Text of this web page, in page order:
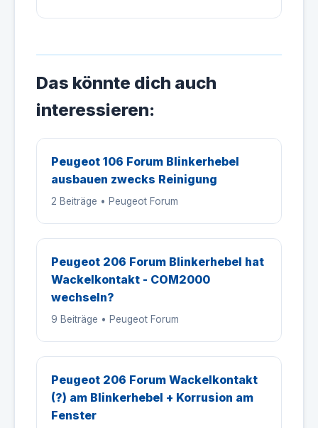
Das könnte dich auch
interessieren:
Peugeot 106 Forum Blinkerhebel
ausbauen zwecks Reinigung
2 Beiträge • Peugeot Forum
Peugeot 206 Forum Blinkerhebel hat
Wackelkontakt - COM2000
wechseln?
9 Beiträge • Peugeot Forum
Peugeot 206 Forum Wackelkontakt
(?) am Blinkerhebel + Korrusion am
Fenster